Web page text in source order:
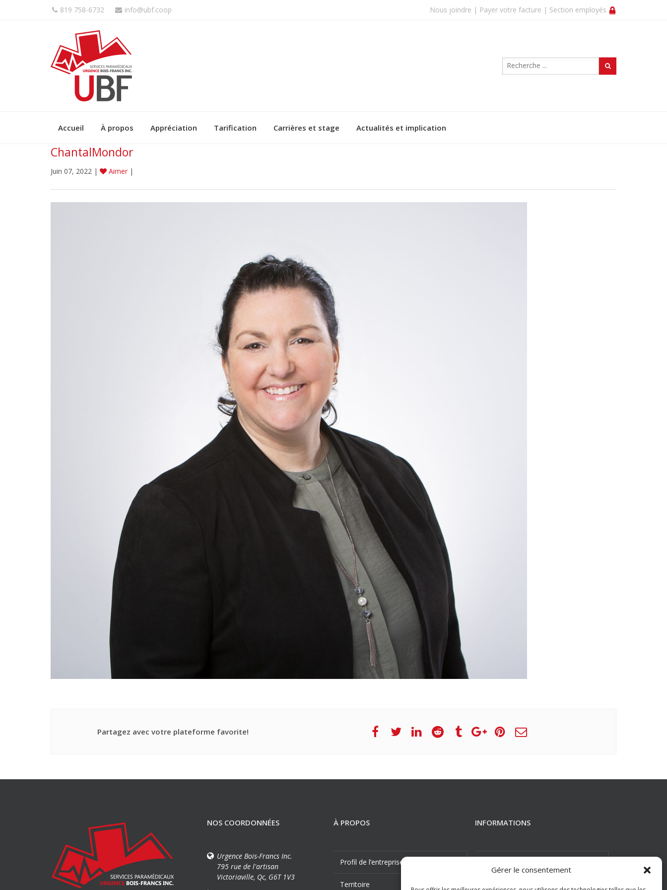
Gérer le consentement
819 758-6732 info@ubf.coop Nous joindre | Payer votre facture | Section employés
Accueil À propos Appréciation Tarification Carrières et stage Actualités et implication
ChantalMondor
Juin 07, 2022 | Aimer |
Partagez avec votre plateforme favorite!
NOS COORDONNÉES
Urgence Bois-Francs Inc.
795 rue de l'artisan
Victoriaville, Qc, G6T 1V3
À PROPOS
Profil de l’entreprise
Territoire
INFORMATIONS